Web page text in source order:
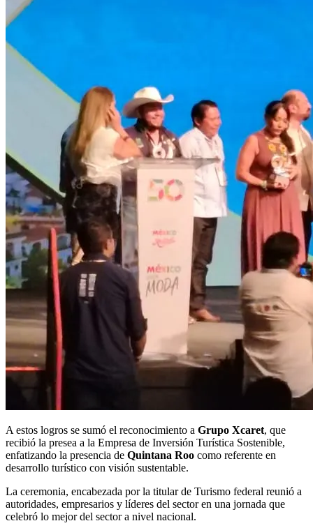
A estos logros se sumó el reconocimiento a Grupo Xcaret, que
recibió la presea a la Empresa de Inversión Turística Sostenible,
enfatizando la presencia de Quintana Roo como referente en
desarrollo turístico con visión sustentable.
La ceremonia, encabezada por la titular de Turismo federal reunió a
autoridades, empresarios y líderes del sector en una jornada que
celebró lo mejor del sector a nivel nacional.